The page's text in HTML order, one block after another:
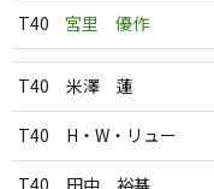
T40 宮里 優作
T40 米澤 蓮
T40 H・W・リュー
T40 田中 裕基